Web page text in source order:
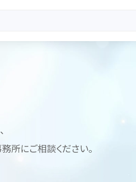
所にご相談ください。